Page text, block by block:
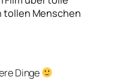
tollen Menschen
Dinge